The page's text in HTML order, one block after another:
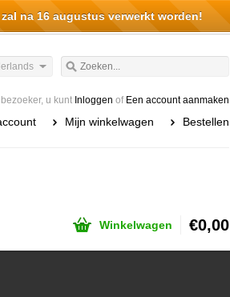
u kunt Inloggen of Een account aanmaken
Mijn winkelwagen Bestellen
Winkelwagen €0,00
na 16 augustus verwerkt worden!